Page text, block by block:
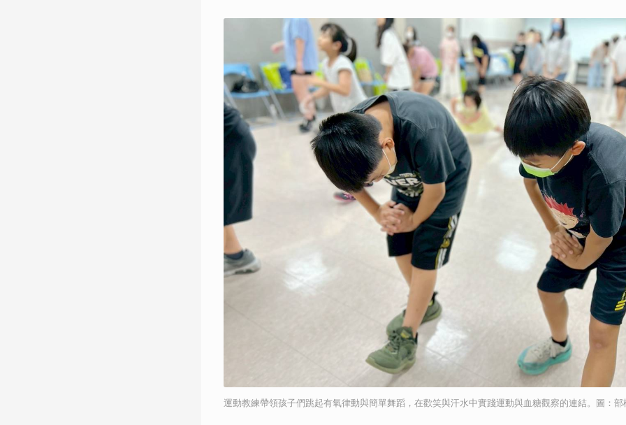
運動教練帶領孩子們跳起有氧律動與簡單舞蹈，在歡笑與汗水中實踐運動與血糖觀察的連結。圖：部